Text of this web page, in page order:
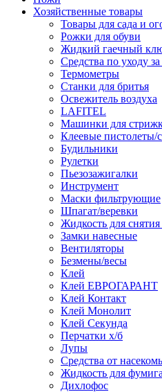
Хозяйственные товары
Товары для сада и
Рожки для обуви
Жидкий гаечный
Средства по уходу
Термометры
Станки для бритья
Освежитель воздуха
LAFITEL
Машинки для
Клеевые пистолеты/
Будильники
Рулетки
Пьезозажигалки
Инструмент
Маски фильтрующие
Шпагат/веревки
Жидкость для снятия
Замки навесные
Вентиляторы
Безмены/весы
Клей
Клей ЕВРОГАРАНТ
Клей Контакт
Клей Монолит
Клей Секунда
Перчатки х/б
Лупы
Средства от
Жидкость для
Дихлофос